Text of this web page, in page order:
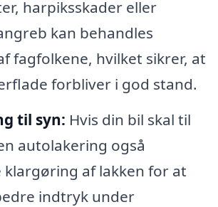
harpiksskader eller
kan behandles
fagfolkene, hvilket sikrer, at
forbliver i god stand.
til syn: Hvis din bil skal til
autolakering også
klargøring af lakken for at
indtryk under